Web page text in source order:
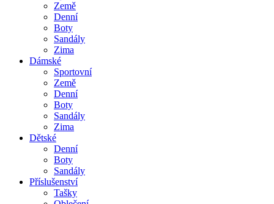
Země
Denní
Boty
Sandály
Zima
Dámské
Sportovní
Země
Denní
Boty
Sandály
Zima
Dětské
Denní
Boty
Sandály
Příslušenství
Tašky